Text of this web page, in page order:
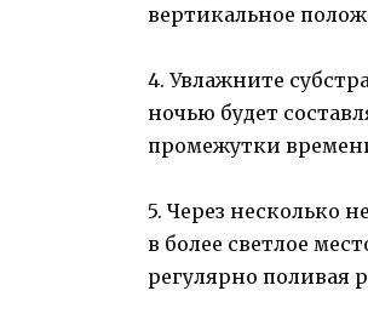
вертикальное
4. Увлажните
ночью будет
промежутки
5. Через несколько
в более светлое
регулярно поливая